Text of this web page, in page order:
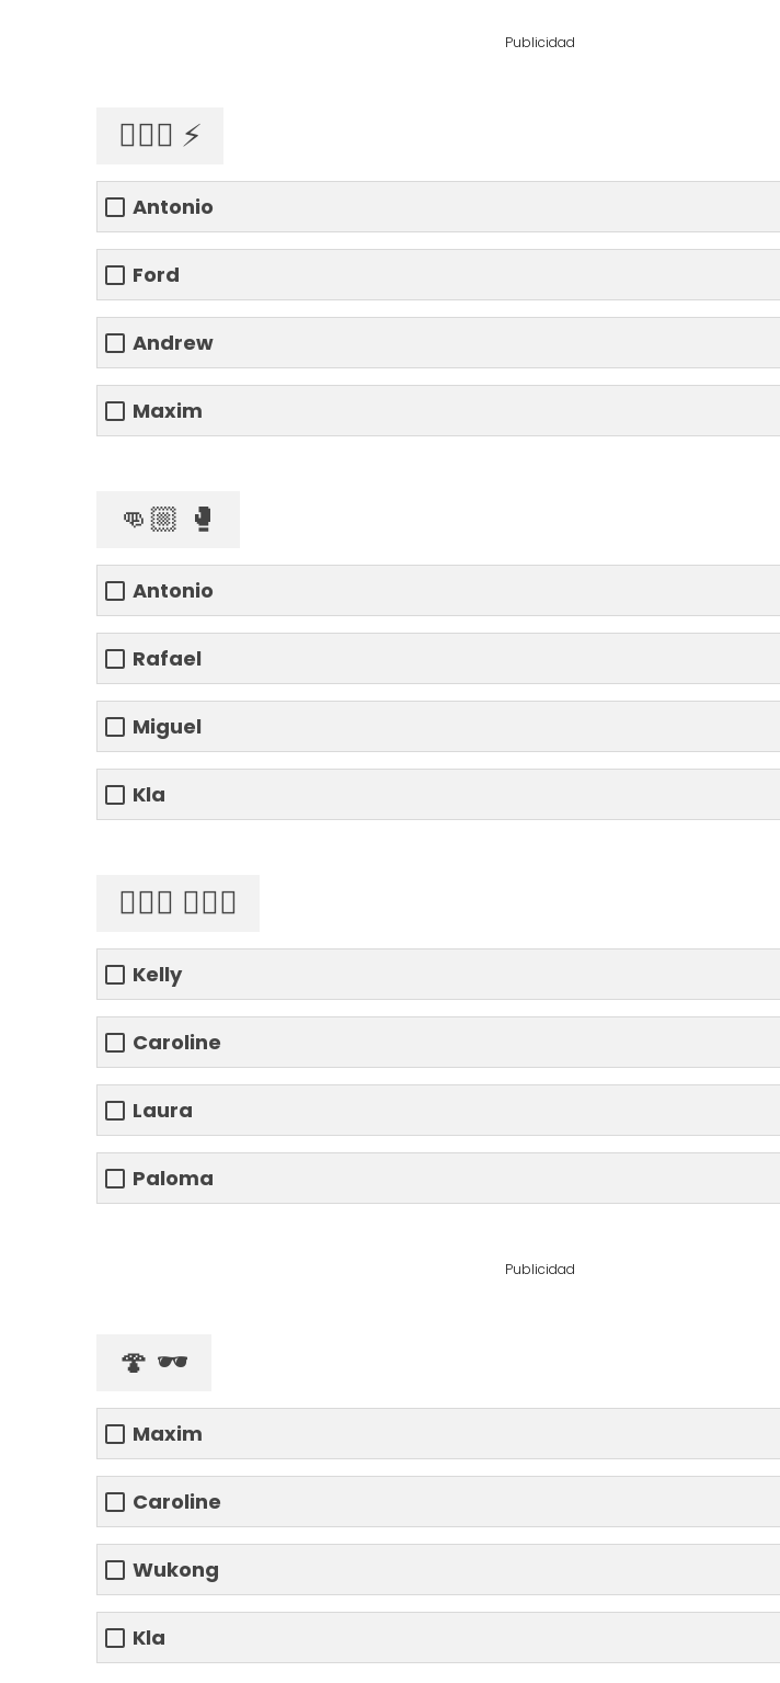
Publicidad
👨🏾‍✈️ ⚡️
Antonio
Ford
Andrew
Maxim
👊🏼 🥊
Antonio
Rafael
Miguel
Kla
🏃🏼‍♀️ 💇🏻‍♀️
Kelly
Caroline
Laura
Paloma
Publicidad
🍄 🕶️
Maxim
Caroline
Wukong
Kla